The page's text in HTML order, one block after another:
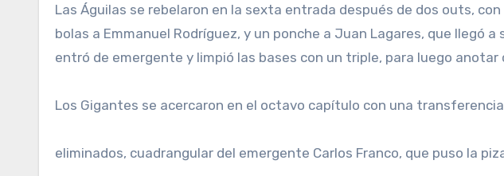
Las Águilas se rebelaron en la sexta entrada después de dos outs,
bolas a Emmanuel Rodríguez, y un ponche a Juan Lagares, que llegó
entró de emergente y limpió las bases con un triple, para luego anotar
Los Gigantes se acercaron en el octavo capítulo con una
eliminados, cuadrangular del emergente Carlos Franco, que puso la